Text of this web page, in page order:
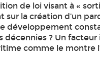
de loi visant à «
la création d’un
développement
décennies ? Un
comme le montre